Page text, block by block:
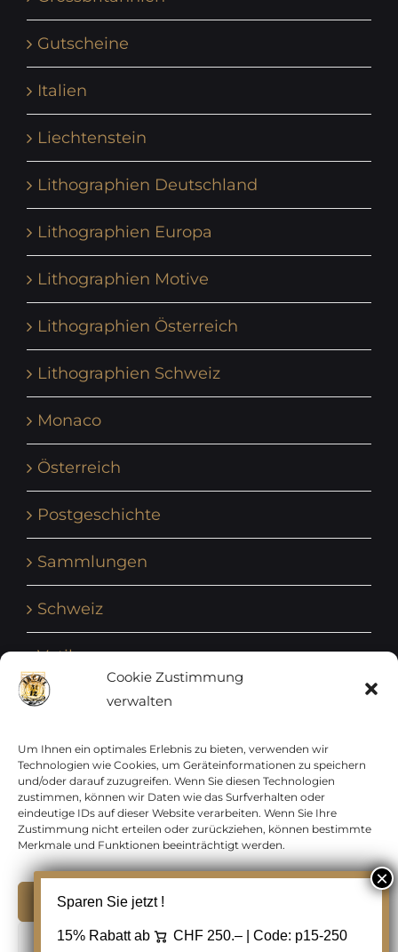
Cookie Zustimmung
verwalten
Um Ihnen ein optimales Erlebnis zu bieten, verwenden wir
Technologien wie Cookies, um Geräteinformationen zu speichern
und/oder darauf zuzugreifen. Wenn Sie diesen Technologien
zustimmen, können wir Daten wie das Surfverhalten oder
eindeutige IDs auf dieser Website verarbeiten. Wenn Sie Ihre
Zustimmung nicht erteilen oder zurückziehen, können bestimmte
Merkmale und Funktionen beeinträchtigt werden.
Ablehnen
Gutscheine
Italien
Liechtenstein
Lithographien Deutschland
Lithographien Europa
Lithographien Motive
Lithographien Österreich
Lithographien Schweiz
Monaco
Österreich
Postgeschichte
Sammlungen
Schweiz
Vatikan
Vereinte Nationen
Vorphilatelie
Zensurbelege Österreich
Zensurbelege Schweiz
Copyright 2012 - 2024 URAY GmbH | All Rights
Sparen Sie jetzt !
15% Rabatt ab CHF 250.– | Code: p15-250